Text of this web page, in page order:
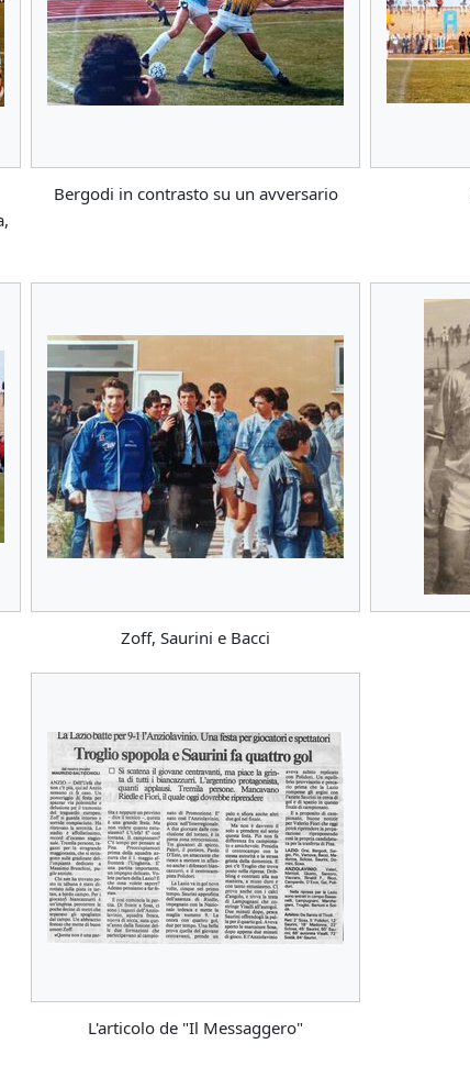
Bergodi in contrasto su un avversario
Zoff, Saurini e Bacci
L'articolo de "Il Messaggero"